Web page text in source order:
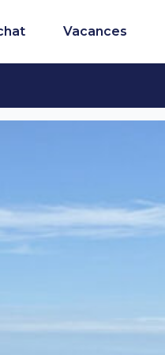
Vacances